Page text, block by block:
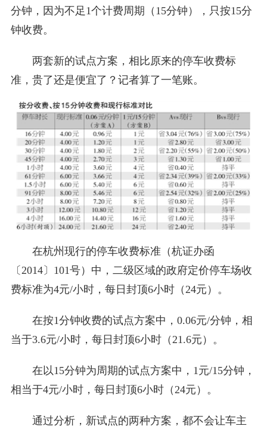
分钟，因为不足1个计费周期（15分钟），只按15分
钟收费。
两套新的试点方案，相比原来的停车收费标
准，贵了还是便宜了？记者算了一笔账。
在杭州现行的停车收费标准（杭证办函
〔2014〕101号）中，二级区域的政府定价停车场收
费标准为4元/小时，每日封顶6小时（24元）。
在按1分钟收费的试点方案中，0.06元/分钟，相
当于3.6元/小时，每日封顶6小时（21.6元）。
在以15分钟为周期的试点方案中，1元/15分钟，
相当于4元/小时，每日封顶6小时（24元）。
通过分析，新试点的两种方案，都不会让车主